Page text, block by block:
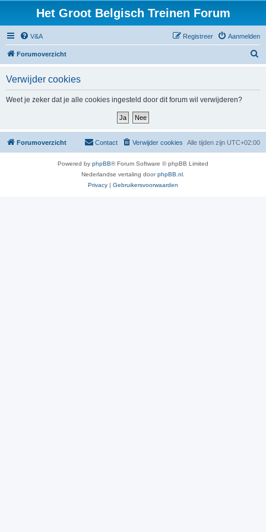
Het Groot Belgisch Treinen Forum
V&A Aanmelden
Registreer
Forumoverzicht
Verwijder cookies
Weet je zeker dat je alle cookies ingesteld door dit forum wil verwijderen?
Forumoverzicht Alle tijden zijn UTC+02:00
Verwijder cookies
Contact
Powered by phpBB® Forum Software © phpBB Limited
Nederlandse vertaling doorphpBB.nl
Privacy | Gebruikersvoorwaarden